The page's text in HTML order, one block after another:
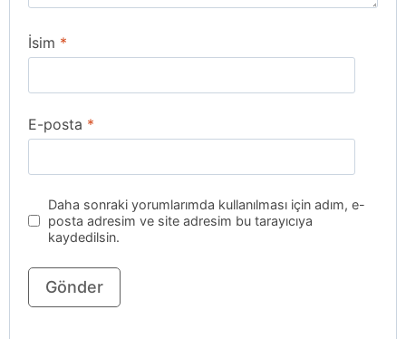
İsim *
E-posta *
Daha sonraki yorumlarımda kullanılması için adım, e-
posta adresim ve site adresim bu tarayıcıya
kaydedilsin.